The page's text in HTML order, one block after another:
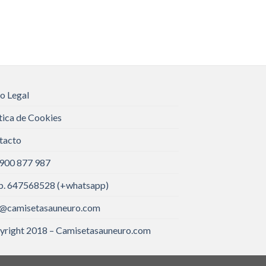
Legal
de Cookies
877 987
647568528 (+whatsapp)
2018 – Camisetasauneuro.com